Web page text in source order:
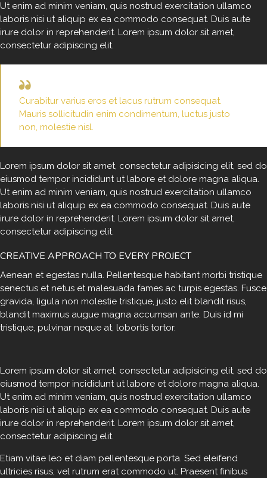
Ut enim ad minim veniam, quis nostrud exercitation ullamco
laboris nisi ut aliquip ex ea commodo consequat. Duis aute
irure dolor in reprehenderit. Lorem ipsum dolor sit amet,
consectetur adipiscing elit.
Curabitur varius eros et lacus rutrum consequat.
Mauris sollicitudin enim condimentum, luctus justo
non, molestie nisl.
Lorem ipsum dolor sit amet, consectetur adipisicing elit, sed do
eiusmod tempor incididunt ut labore et dolore magna aliqua.
Ut enim ad minim veniam, quis nostrud exercitation ullamco
laboris nisi ut aliquip ex ea commodo consequat. Duis aute
irure dolor in reprehenderit. Lorem ipsum dolor sit amet,
consectetur adipiscing elit.
CREATIVE APPROACH TO EVERY PROJECT
Aenean et egestas nulla. Pellentesque habitant morbi tristique
senectus et netus et malesuada fames ac turpis egestas. Fusce
gravida, ligula non molestie tristique, justo elit blandit risus,
blandit maximus augue magna accumsan ante. Duis id mi
tristique, pulvinar neque at, lobortis tortor.
t
e
t
c
l
i
a
k
Lorem ipsum dolor sit amet, consectetur adipisicing elit, sed do
eiusmod tempor incididunt ut labore et dolore magna aliqua.
Ut enim ad minim veniam, quis nostrud exercitation ullamco
laboris nisi ut aliquip ex ea commodo consequat. Duis aute
irure dolor in reprehenderit. Lorem ipsum dolor sit amet,
consectetur adipiscing elit.
Etiam vitae leo et diam pellentesque porta. Sed eleifend
ultricies risus, vel rutrum erat commodo ut. Praesent finibus